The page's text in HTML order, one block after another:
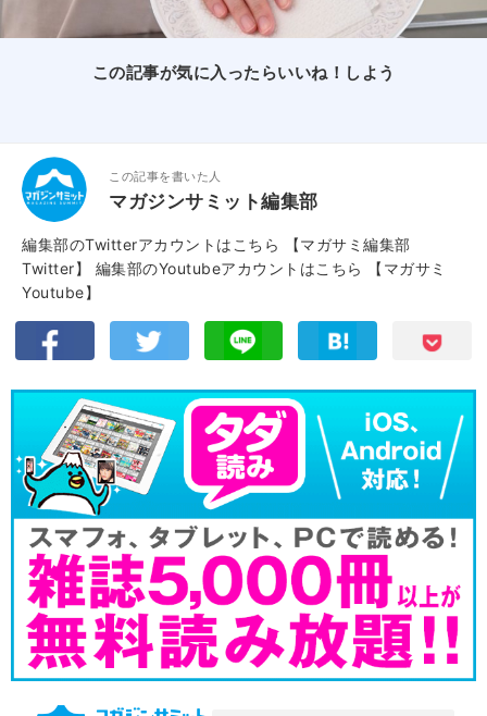
この記事が気に入ったらいいね！しよう
この記事を書いた人
マガジンサミット編集部
編集部のTwitterアカウントはこちら
【マガサミ編集部
Twitter】
編集部のYoutubeアカウントはこちら
【マガサミ
Youtube】